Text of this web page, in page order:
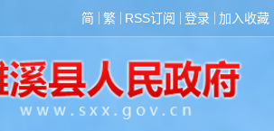
简 繁 RSS订阅 登录 加入收藏